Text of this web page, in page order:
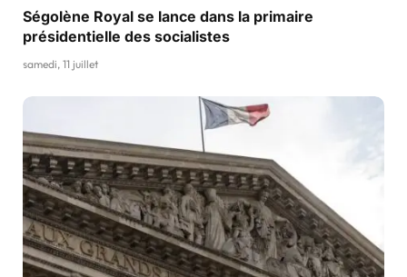
Ségolène Royal se lance dans la primaire
présidentielle des socialistes
samedi, 11 juillet